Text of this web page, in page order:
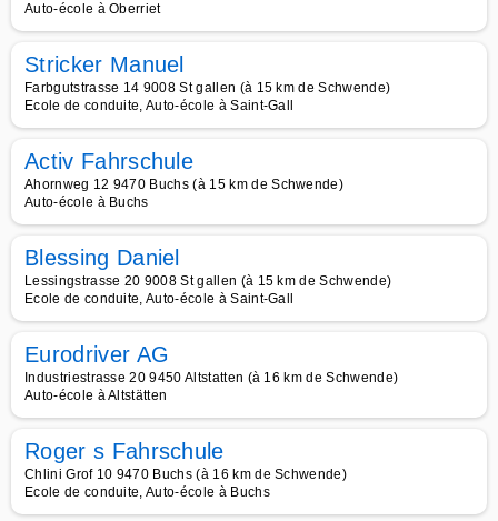
Auto-école à Oberriet
Stricker Manuel
Farbgutstrasse 14 9008 St gallen (à 15 km de Schwende)
Ecole de conduite, Auto-école à Saint-Gall
Activ Fahrschule
Ahornweg 12 9470 Buchs (à 15 km de Schwende)
Auto-école à Buchs
Blessing Daniel
Lessingstrasse 20 9008 St gallen (à 15 km de Schwende)
Ecole de conduite, Auto-école à Saint-Gall
Eurodriver AG
Industriestrasse 20 9450 Altstatten (à 16 km de Schwende)
Auto-école à Altstätten
Roger s Fahrschule
Chlini Grof 10 9470 Buchs (à 16 km de Schwende)
Ecole de conduite, Auto-école à Buchs